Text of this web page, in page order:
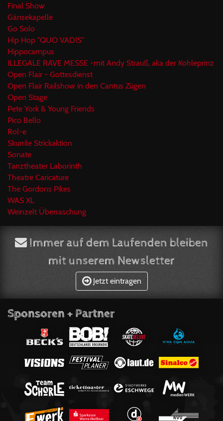
Final Show
Gänsekapelle
Go Solo
Hip Hop "QUO VADIS"
Hippocampus
ILLEGALE RAVE MESSE -mit Andy Strauß, aka der Kohleprinz
Open Flair - Gottesdienst
Open Flair Railshow in den Cantus Zügen
Open Stage
Pete York & Young Friends
Pico Bello
Rol-e
Skurrile Strickaktion
Sonate
Tanztheater Laborinth
Theatre Caricature
The Gordons Pikes
WAS XL
Weinzelt Überraschung
Immer auf dem Laufenden bleiben
mit unserem Newsletter
Jetzt eintragen
Sponsoren + Partner